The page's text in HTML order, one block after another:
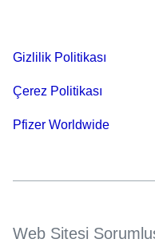
Gizlilik Politikası
Çerez Politikası
Pfizer Worldwide
Web Sitesi